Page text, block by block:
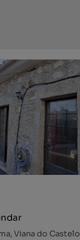
Viana do Castelo